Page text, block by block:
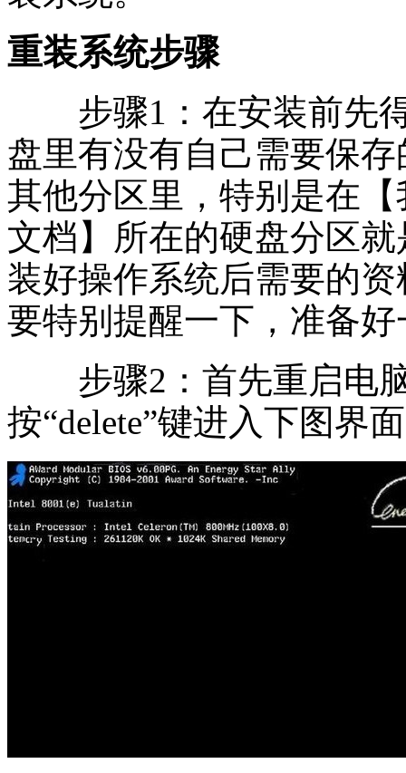
重装系统步骤
步骤1：在安装前先得
盘里有没有自己需要保
其他分区里，特别是在
文档】所在的硬盘分区
装好操作系统后需要的
要特别提醒一下，准备
步骤2：首先重启电脑
按“delete”键进入下图界